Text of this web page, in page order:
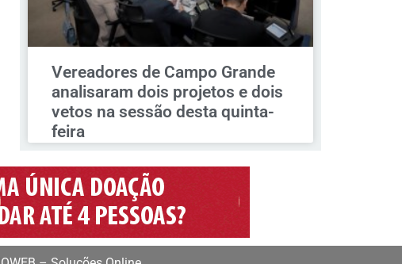
Vereadores de Campo Grande
analisaram dois projetos e dois
vetos na sessão desta quinta-
feira